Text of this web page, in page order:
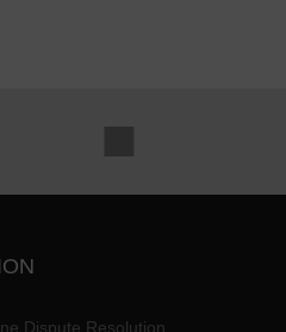
Dispute Resolution